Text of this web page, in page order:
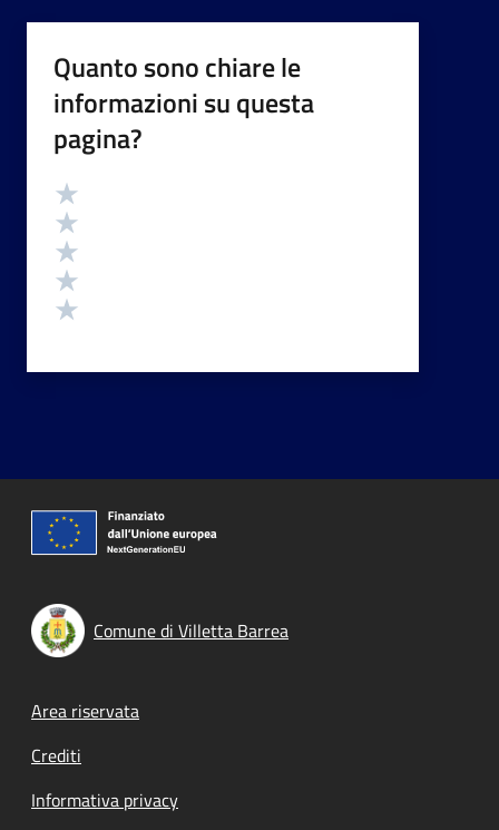
Quanto sono chiare le
informazioni su questa
pagina?
Valutazione
Comune di Villetta Barrea
Footer menu
Area riservata
Crediti
Informativa privacy